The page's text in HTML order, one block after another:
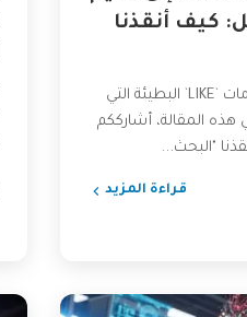
كيف أنقذنا
كنا نغرق في بحر من استعلامات `LIKE` البطيئة التي
هذه المقالة، أشارككم
"البحث...
قراءة المزيد